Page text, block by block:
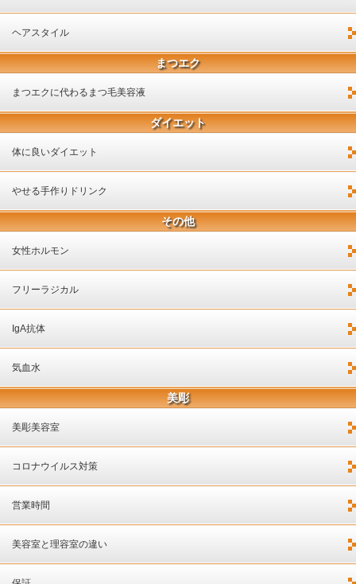
ヘアスタイル
まつエク
まつエクに代わるまつ毛美容液
ダイエット
体に良いダイエット
やせる手作りドリンク
その他
女性ホルモン
フリーラジカル
IgA抗体
気血水
美彫
美彫美容室
コロナウイルス対策
営業時間
美容室と理容室の違い